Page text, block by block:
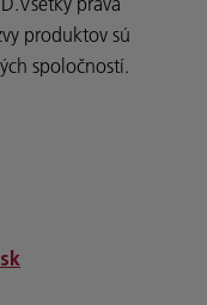
produktov sú
spoločností.